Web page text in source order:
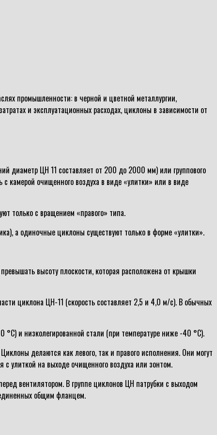
промышленности: в черной и цветной металлургии,
и эксплуатационных расходах, циклоны в зависимости от
диаметр ЦН 11 составляет от 200 до 2000 мм) или группового
очищенного воздуха в виде «улитки» или в виде
только с вращением «правого» типа.
а одиночные циклоны существуют только в форме «улитки».
высоту плоскости, которая расположена от крышки
циклона ЦН-11 (скорость составляет 2,5 и 4,0 м/с). В обычных
°С) и низколегированной стали (при температуре ниже -40 °С).
делаются как левого, так и правого исполнения. Они могут
улиткой на выходе очищенного воздуха или зонтом.
вентилятором. В группе циклонов ЦН патрубки с выходом
общим фланцем.